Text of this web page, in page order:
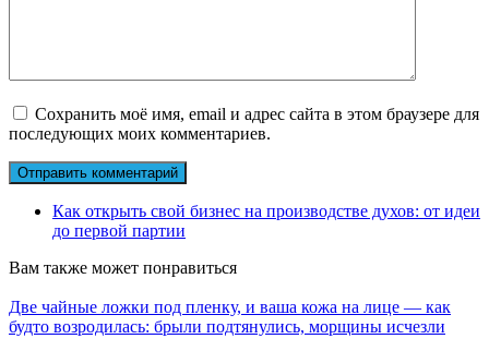
Сохранить моё имя, email и адрес сайта в этом браузере для
последующих моих комментариев.
Как открыть свой бизнес на производстве духов: от идеи
до первой партии
Вам также может понравиться
Две чайные ложки под пленку, и ваша кожа на лице — как
будто возродилась: брыли подтянулись, морщины исчезли